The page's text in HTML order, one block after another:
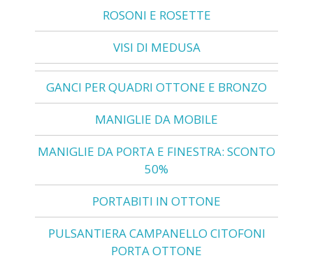
ROSONI E ROSETTE
VISI DI MEDUSA
GANCI PER QUADRI OTTONE E BRONZO
MANIGLIE DA MOBILE
MANIGLIE DA PORTA E FINESTRA: SCONTO
50%
PORTABITI IN OTTONE
PULSANTIERA CAMPANELLO CITOFONI
PORTA OTTONE